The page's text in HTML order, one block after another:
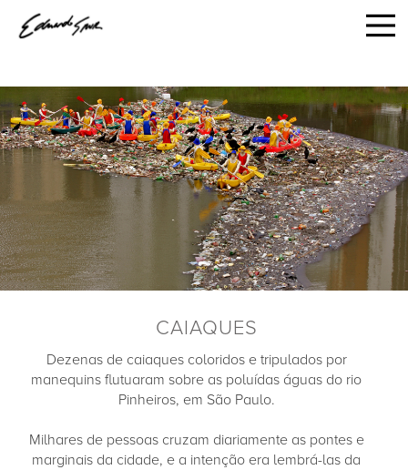
CAIAQUES
Dezenas de caiaques coloridos e tripulados por
manequins flutuaram sobre as poluídas águas do rio
Pinheiros, em São Paulo.
Milhares de pessoas cruzam diariamente as pontes e
marginais da cidade, e a intenção era lembrá-las da